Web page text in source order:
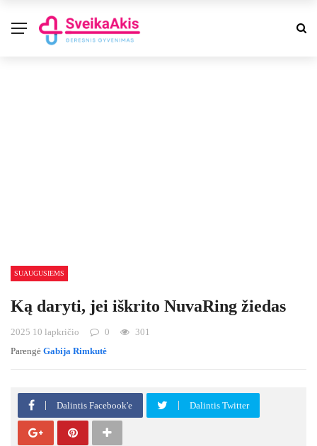
SUAUGUSIEMS
Ką daryti, jei iškrito NuvaRing žiedas
2025 10 lapkričio 0
301
Parengė Gabija Rimkutė
Dalintis Facebook'e Dalintis Twitter